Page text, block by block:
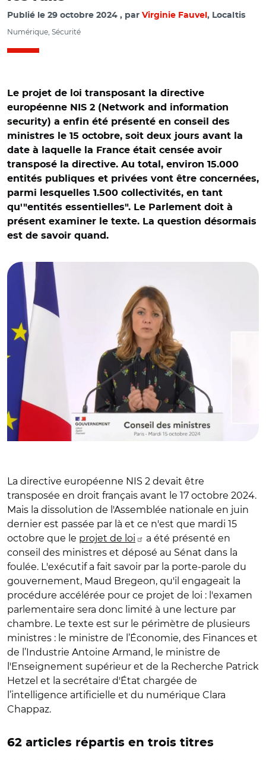
Publié le 29 octobre 2024 par Virginie Fauvel , Localtis
Numérique, Sécurité
Le projet de loi transposant la directive
européenne NIS 2 (Network and information
security) a enfin été présenté en conseil des
ministres le 15 octobre, soit deux jours avant la
date à laquelle la France était censée avoir
transposé la directive. Au total, environ 15.000
entités publiques et privées vont être concernées,
parmi lesquelles 1.500 collectivités, en tant
qu'"entités essentielles". Le Parlement doit à
présent examiner le texte. La question désormais
est de savoir quand.
La directive européenne NIS 2 devait être
transposée en droit français avant le 17 octobre 2024.
Mais la dissolution de l'Assemblée nationale en juin
dernier est passée par là et ce n'est que mardi 15
octobre que le projet de loi
a été présenté en
conseil des ministres et déposé au Sénat dans la
foulée. L'exécutif a fait savoir par la porte-parole du
gouvernement, Maud Bregeon, qu'il engageait la
procédure accélérée pour ce projet de loi : l'examen
parlementaire sera donc limité à une lecture par
chambre. Le texte est sur le périmètre de plusieurs
ministres : le ministre de l’Économie, des Finances et
de l’Industrie Antoine Armand, le ministre de
l'Enseignement supérieur et de la Recherche Patrick
Hetzel et la secrétaire d'État chargée de
l’intelligence artificielle et du numérique Clara
Chappaz.
62 articles répartis en trois titres